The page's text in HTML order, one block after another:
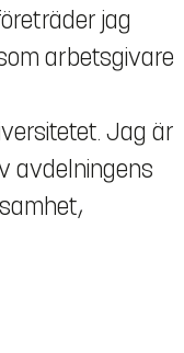
jag
arbetsgivare
Jag är
avdelningens